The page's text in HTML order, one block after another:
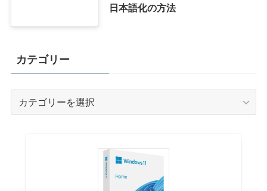
日本語化の方法
カテゴリー